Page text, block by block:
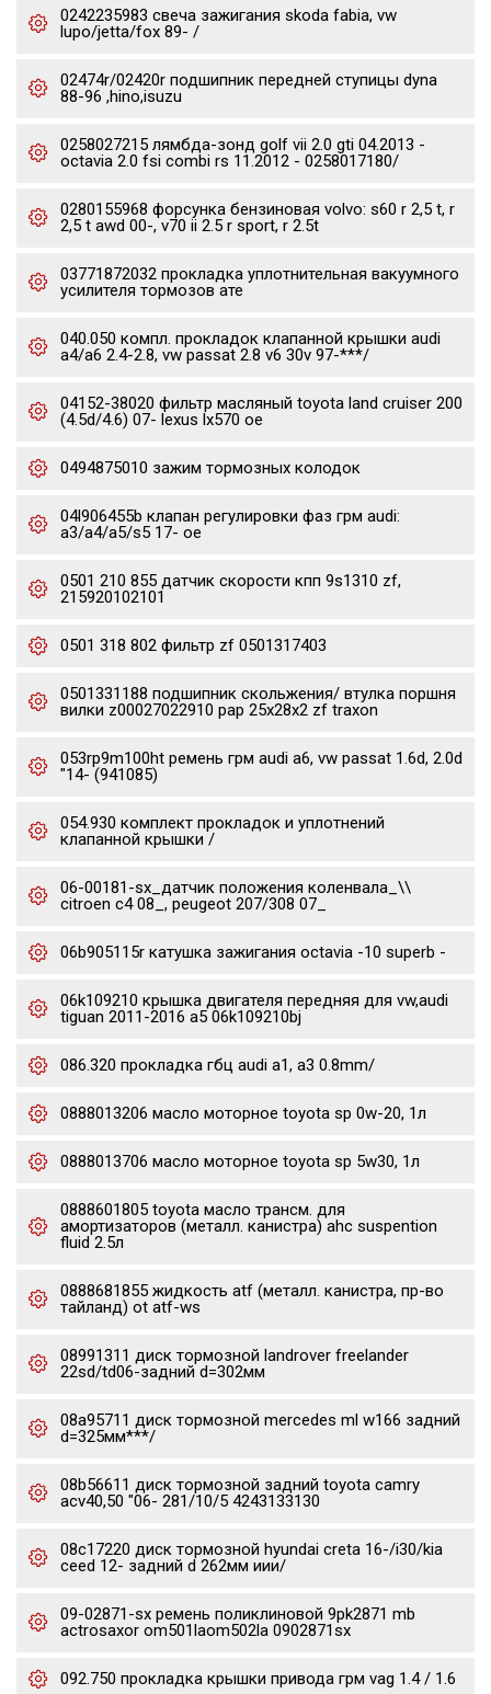
0242235983 свеча зажигания skoda fabia, vw
lupo/jetta/fox 89- /
02474r/02420r подшипник передней ступицы dyna
88-96 ,hino,isuzu
0258027215 лямбда-зонд golf vii 2.0 gti 04.2013 -
octavia 2.0 fsi combi rs 11.2012 - 0258017180/
0280155968 форсунка бензиновая volvo: s60 r 2,5 t, r
2,5 t awd 00-, v70 ii 2.5 r sport, r 2.5t
03771872032 прокладка уплотнительная вакуумного
усилителя тормозов ате
040.050 компл. прокладок клапанной крышки audi
a4/a6 2.4-2.8, vw passat 2.8 v6 30v 97-***/
04152-38020 фильтр масляный toyota land cruiser 200
(4.5d/4.6) 07- lexus lx570 oe
0494875010 зажим тормозных колодок
04l906455b клапан регулировки фаз грм audi:
a3/a4/a5/s5 17- oe
0501 210 855 датчик скорости кпп 9s1310 zf,
215920102101
0501 318 802 фильтр zf 0501317403
0501331188 подшипник скольжения/ втулка поршня
вилки z00027022910 pap 25x28x2 zf traxon
053rp9m100ht ремень грм audi a6, vw passat 1.6d, 2.0d
"14- (941085)
054.930 комплект прокладок и уплотнений
клапанной крышки /
06-00181-sx_датчик положения коленвала_\\
citroen c4 08_, peugeot 207/308 07_
06b905115r катушка зажигания octavia -10 superb -
06k109210 крышка двигателя передняя для vw,audi
tiguan 2011-2016 a5 06k109210bj
086.320 прокладка гбц audi a1, a3 0.8mm/
0888013206 масло моторное toyota sp 0w-20, 1л
0888013706 масло моторное toyota sp 5w30, 1л
0888601805 toyota масло трансм. для
амортизаторов (металл. канистра) ahc suspention
fluid 2.5л
0888681855 жидкость atf (металл. канистра, пр-во
тайланд) ot atf-ws
08991311 диск тормозной landrover freelander
22sd/td06-задний d=302мм
08a95711 диск тормозной mercedes ml w166 задний
d=325мм***/
08b56611 диск тормозной задний toyota camry
acv40,50 "06- 281/10/5 4243133130
08c17220 диск тормозной hyundai creta 16-/i30/kia
ceed 12- задний d 262мм иии/
09-02871-sx ремень поликлиновой 9pk2871 mb
actrosaxor om501laom502la 0902871sx
092.750 прокладка крышки привода грм vag 1.4 / 1.6